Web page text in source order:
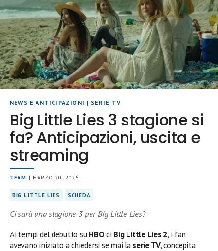
NEWS E ANTICIPAZIONI | SERIE TV
Big Little Lies 3 stagione si
fa? Anticipazioni, uscita e
streaming
TEAM | MARZO 20, 2026
BIG LITTLE LIES SCHEDA
Ci sarà una stagione 3 per Big Little Lies?
Ai tempi del debutto suHBOdi Big Little Lies 2, i fan
avevano iniziato a chiedersi se mai laserie TV, concepita